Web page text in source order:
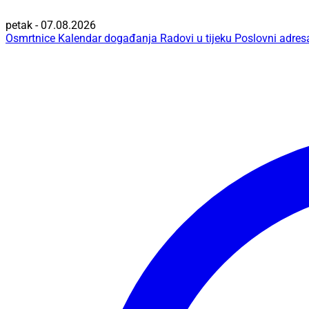
petak - 07.08.2026
Osmrtnice Kalendar događanja Radovi u tijeku Poslovni